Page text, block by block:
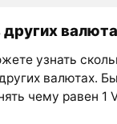
узнать
валютах.
чему равен 1